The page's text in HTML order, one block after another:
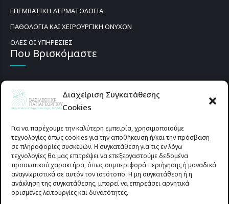
Διαχείριση Συγκατάθεσης
Cookies
Για να παρέχουμε την καλύτερη εμπειρία, χρησιμοποιούμε
τεχνολογίες όπως cookies για την αποθήκευση ή/και την πρόσβαση
σε πληροφορίες συσκευών. Η συγκατάθεση για τις εν λόγω
τεχνολογίες θα μας επιτρέψει να επεξεργαστούμε δεδομένα
προσωπικού χαρακτήρα, όπως συμπεριφορά περιήγησης ή μοναδικά
αναγνωριστικά σε αυτόν τον ιστότοπο. Η μη συγκατάθεση ή η
ανάκληση της συγκατάθεσης, μπορεί να επηρεάσει αρνητικά
ορισμένες λειτουργίες και δυνατότητες.
ΕΠΕΜΒΑΤΙΚΗ ΔΕΡΜΑΤΟΛΟΓΙΑ
ΠΑΘΟΛΟΓΙΑ ΚΑΙ ΧΕΙΡΟΥΡΓΙΚΗ ΟΝΥΧΩΝ
ΟΛΕΣ ΟΙ ΥΠΗΡΕΣΙΕΣ
Που Βρισκόμαστε